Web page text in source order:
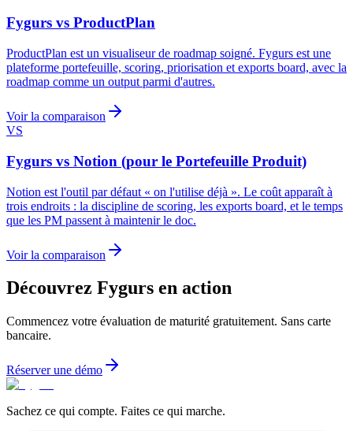
Fygurs vs ProductPlan
ProductPlan est un visualiseur de roadmap soigné. Fygurs est une
plateforme portefeuille, scoring, priorisation et exports board, avec la
roadmap comme un output parmi d'autres.
Voir la comparaison
VS
Fygurs vs Notion (pour le Portefeuille Produit)
Notion est l'outil par défaut « on l'utilise déjà ». Le coût apparaît à
trois endroits : la discipline de scoring, les exports board, et le temps
que les PM passent à maintenir le doc.
Voir la comparaison
Découvrez Fygurs en action
Commencez votre évaluation de maturité gratuitement. Sans carte
bancaire.
Réserver une démo
Sachez ce qui compte. Faites ce qui marche.